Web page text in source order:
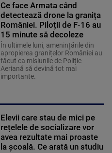
Ce face Armata când
detectează drone la granița
României. Piloții de F-16 au
15 minute să decoleze
În ultimele luni, amenințările din
apropierea granițelor României au
făcut ca misiunile de Poliție
Aeriană să devină tot mai
importante.
Elevii care stau de mici pe
rețelele de socializare vor
avea rezultate mai proaste
la școală. Ce arată un studiu